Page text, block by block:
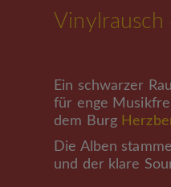
Vinylrausch
Ein schwarzer
für enge
dem Burg
Die Alben
und der klare